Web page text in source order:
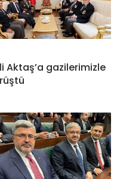
Aktaş’a gazilerimizle